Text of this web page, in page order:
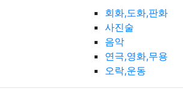
회화,도화,판화
사진술
음악
연극,영화,무용
오락,운동